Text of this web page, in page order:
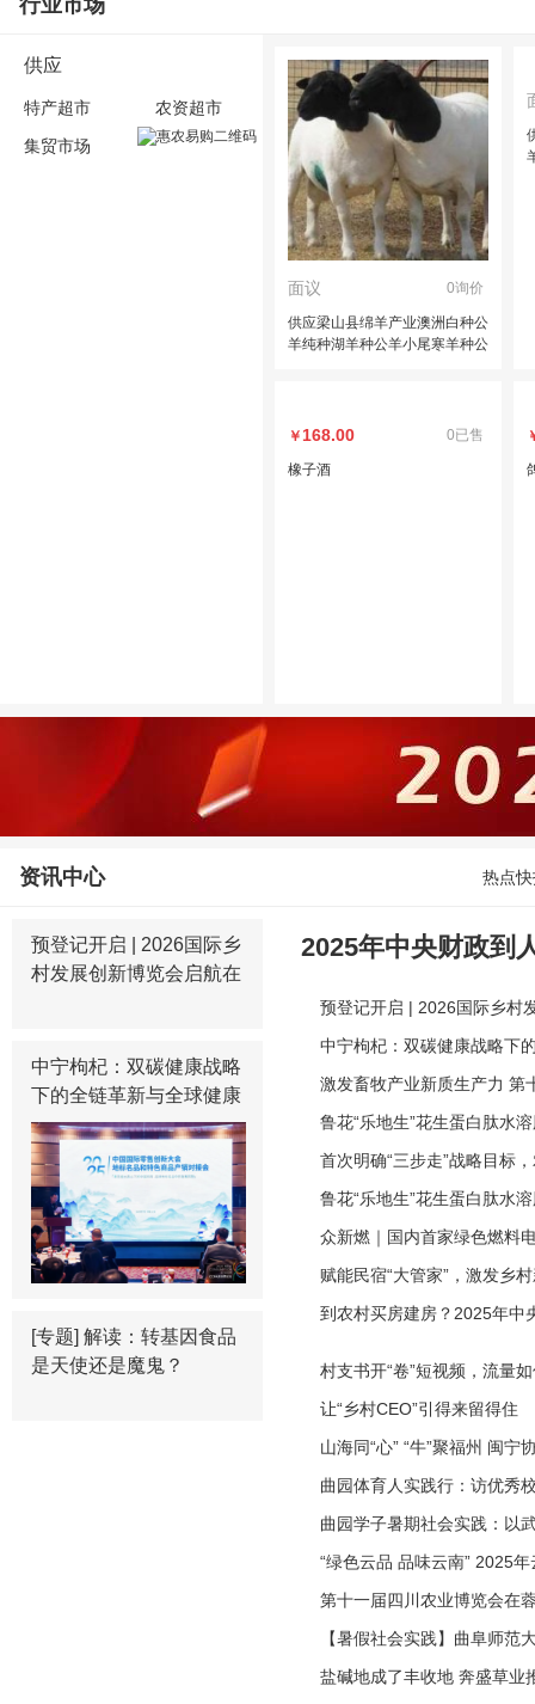
行业市场
供应
特产超市
农资超市
集贸市场
面议 0询价
供应梁山县绵羊产业澳洲白种公
羊纯种湖羊种公羊小尾寒羊种公
￥ 168.00 0已售
橡子酒
热点
资讯中心
预登记开启 | 2026国际乡
村发展创新博览会启航在
中宁枸杞：双碳健康战略
下的全链革新与全球健康
IP锻造
[专题] 解读：转基因食品
是天使还是魔鬼？
2025年中央财政到
啦！
预登记开启 | 2026国际乡村
村产业新机遇
中宁枸杞：双碳健康战略下
激发畜牧产业新质生产力 第
鲁花“乐地生”花生蛋白肽水
首次明确“三步走”战略目标
域迎来投资契机
鲁花“乐地生”花生蛋白肽水
行
众新燃｜国内首家绿色燃料
赋能民宿“大管家”，激发乡
训开班
到农村买房建房？2025年中
村支书开“卷”短视频，流量如
让“乡村CEO”引得来留得住
山海同“心” “牛”聚福州 闽
场，签约金额逾亿元
曲园体育人实践行：访优秀
曲园学子暑期社会实践：以
“绿色云品 品味云南” 2025
太原举办
第十一届四川农业博览会在
【暑假社会实践】曲阜师范
远行”实践队开展暑期支教活
盐碱地成了丰收地 奔盛草业